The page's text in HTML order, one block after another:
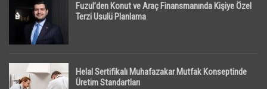
Fuzul’den Konut ve Araç Finansmanında Kişiye Özel
Terzi Usulü Planlama
Helal Sertifikalı Muhafazakar Mutfak Konseptinde
Üretim Standartları